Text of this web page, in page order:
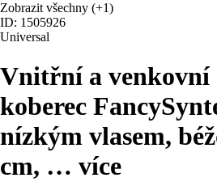
Zobrazit všechny (+1)
ID: 1505926
Universal
Vnitřní a venkovní
koberec Fancy
nízkým vlasem,
cm, … více